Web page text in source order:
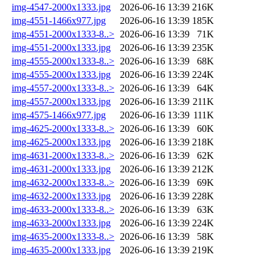
img-4547-2000x1333.jpg
2026-06-16 13:39 216K
img-4551-1466x977.jpg
2026-06-16 13:39 185K
img-4551-2000x1333-8..> 2026-06-16 13:39
71K
img-4551-2000x1333.jpg
2026-06-16 13:39 235K
img-4555-2000x1333-8..> 2026-06-16 13:39
68K
img-4555-2000x1333.jpg
2026-06-16 13:39 224K
img-4557-2000x1333-8..> 2026-06-16 13:39
64K
img-4557-2000x1333.jpg
2026-06-16 13:39 211K
img-4575-1466x977.jpg
2026-06-16 13:39 111K
img-4625-2000x1333-8..> 2026-06-16 13:39
60K
img-4625-2000x1333.jpg
2026-06-16 13:39 218K
img-4631-2000x1333-8..> 2026-06-16 13:39
62K
img-4631-2000x1333.jpg
2026-06-16 13:39 212K
img-4632-2000x1333-8..> 2026-06-16 13:39
69K
img-4632-2000x1333.jpg
2026-06-16 13:39 228K
img-4633-2000x1333-8..> 2026-06-16 13:39
63K
img-4633-2000x1333.jpg
2026-06-16 13:39 224K
img-4635-2000x1333-8..> 2026-06-16 13:39
58K
img-4635-2000x1333.jpg
2026-06-16 13:39 219K